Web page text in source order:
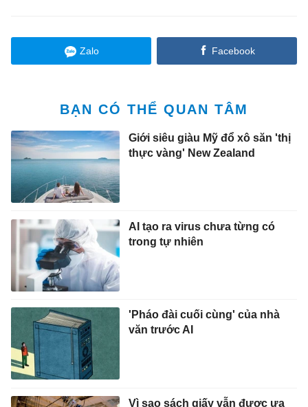
Zalo Facebook
BẠN CÓ THỂ QUAN TÂM
Giới siêu giàu Mỹ đổ xô săn 'thị
thực vàng' New Zealand
AI tạo ra virus chưa từng có
trong tự nhiên
'Pháo đài cuối cùng' của nhà
văn trước AI
Vì sao sách giấy vẫn được ưa